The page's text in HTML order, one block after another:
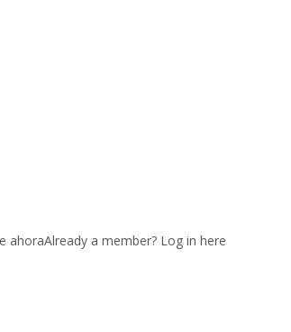
ahoraAlready a member? Log in here